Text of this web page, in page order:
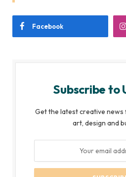
Facebook
Subscribe to
Get the latest creative
art, design and